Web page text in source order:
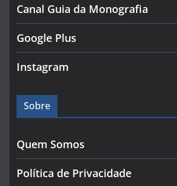
Canal Guia da Monografia
Google Plus
Instagram
Sobre
Quem Somos
Política de Privacidade